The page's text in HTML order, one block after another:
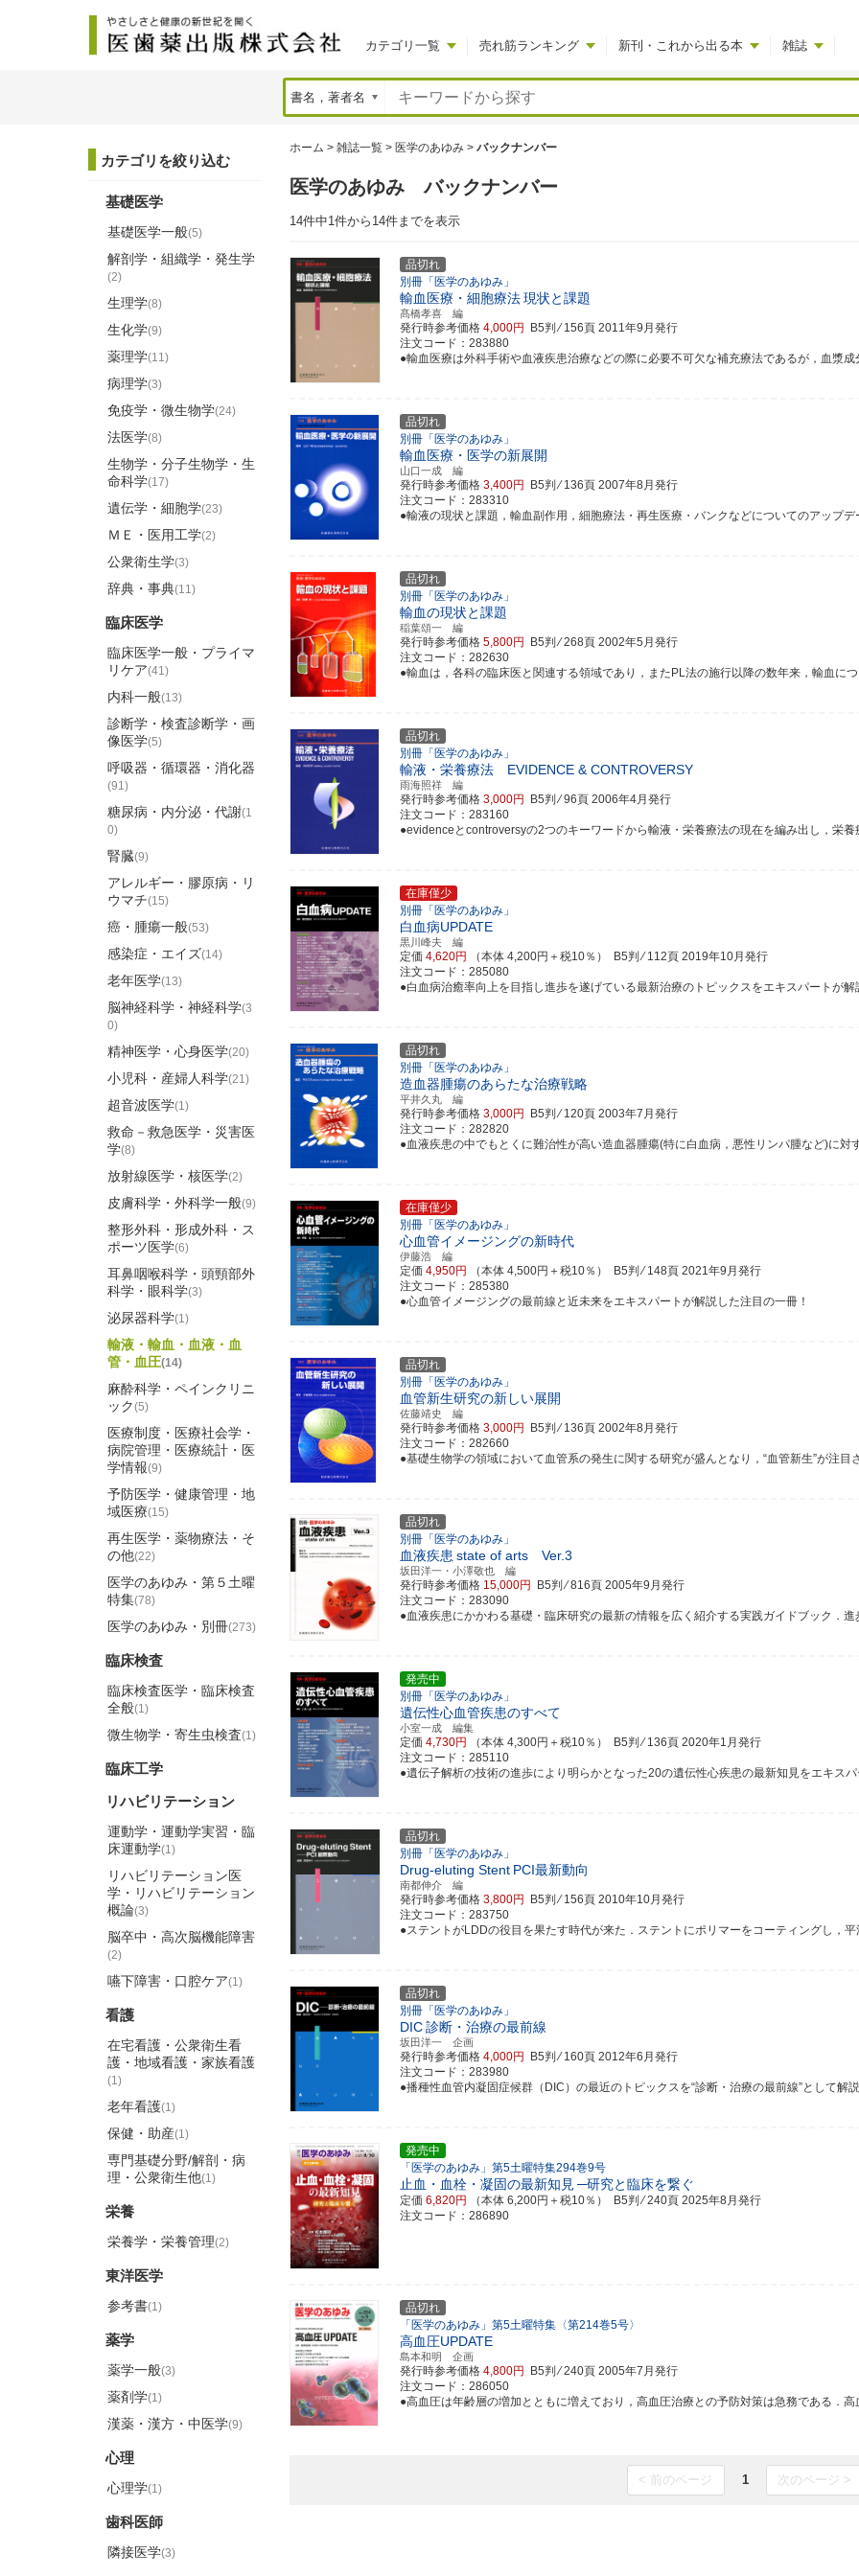
カテゴリ一覧 売れ筋ランキング 新刊・これから出る本 雑誌
ホーム > 雑誌一覧 > 医学のあゆみ > バックナンバー
医学のあゆみ バックナンバー
14件中1件から14件までを表示
品切れ
別冊「医学のあゆみ」
輸血医療・細胞療法現状と課題
髙橋孝喜 編
発行時参考価格 4,000円 B5判 ⁄ 156頁 2011年9月発行
注文コード：283880
●輸血医療は外科手術や血液疾患治療などの際に必要不可欠な補充療法であるが，血漿
品切れ
別冊「医学のあゆみ」
輸血医療・医学の新展開
山口一成 編
発行時参考価格 3,400円 B5判 ⁄ 136頁 2007年8月発行
注文コード：283310
●輸液の現状と課題，輸血副作用，細胞療法・再生医療・バンクなどについてのアップデ
品切れ
別冊「医学のあゆみ」
輸血の現状と課題
稲葉頌一 編
発行時参考価格 5,800円 B5判 ⁄ 268頁 2002年5月発行
注文コード：282630
●輸血は，各科の臨床医と関連する領域であり，またPL法の施行以降の数年来，輸血に
品切れ
別冊「医学のあゆみ」
輸液・栄養療法 EVIDENCE & CONTROVERSY
雨海照祥 編
発行時参考価格 3,000円 B5判 ⁄ 96頁 2006年4月発行
注文コード：283160
●evidenceとcontroversyの2つのキーワードから輸液・栄養療法の現在を編み出し，栄養
在庫僅少
別冊「医学のあゆみ」
白血病UPDATE
黒川峰夫 編
定価 4,620円 （本体 4,200円＋税10％） B5判 ⁄ 112頁 2019年10月発行
注文コード：285080
●白血病治癒率向上を目指し進歩を遂げている最新治療のトピックスをエキスパートが解
品切れ
別冊「医学のあゆみ」
造血器腫瘍のあらたな治療戦略
平井久丸 編
発行時参考価格 3,000円 B5判 ⁄ 120頁 2003年7月発行
注文コード：282820
●血液疾患の中でもとくに難治性が高い造血器腫瘍(特に白血病，悪性リンパ腫など)に対
在庫僅少
別冊「医学のあゆみ」
心血管イメージングの新時代
伊藤浩 編
定価 4,950円 （本体 4,500円＋税10％） B5判 ⁄ 148頁 2021年9月発行
注文コード：285380
●心血管イメージングの最前線と近未来をエキスパートが解説した注目の一冊！
品切れ
別冊「医学のあゆみ」
血管新生研究の新しい展開
佐藤靖史 編
発行時参考価格 3,000円 B5判 ⁄ 136頁 2002年8月発行
注文コード：282660
●基礎生物学の領域において血管系の発生に関する研究が盛んとなり，“血管新生”が注目
品切れ
別冊「医学のあゆみ」
血液疾患 state of arts Ver.3
坂田洋一・小澤敬也 編
発行時参考価格 15,000円 B5判 ⁄ 816頁 2005年9月発行
注文コード：283090
●血液疾患にかかわる基礎・臨床研究の最新の情報を広く紹介する実践ガイドブック．
発売中
別冊「医学のあゆみ」
遺伝性心血管疾患のすべて
小室一成 編集
定価 4,730円 （本体 4,300円＋税10％） B5判 ⁄ 136頁 2020年1月発行
注文コード：285110
●遺伝子解析の技術の進歩により明らかとなった20の遺伝性心疾患の最新知見をエキスパ
品切れ
別冊「医学のあゆみ」
Drug-eluting Stent PCI最新動向
南都伸介 編
発行時参考価格 3,800円 B5判 ⁄ 156頁 2010年10月発行
注文コード：283750
●ステントがLDDの役目を果たす時代が来た．ステントにポリマーをコーティングし，
品切れ
別冊「医学のあゆみ」
DIC診断・治療の最前線
坂田洋一 企画
発行時参考価格 4,000円 B5判 ⁄ 160頁 2012年6月発行
注文コード：283980
●播種性血管内凝固症候群（DIC）の最近のトピックスを“診断・治療の最前線”として解説
発売中
「医学のあゆみ」第5土曜特集294巻9号
止血・血栓・凝固の最新知見─研究と臨床を繋ぐ
定価 6,820円 （本体 6,200円＋税10％） B5判 ⁄ 240頁 2025年8月発行
注文コード：286890
品切れ
「医学のあゆみ」第5土曜特集〈第214巻5号〉
高血圧UPDATE
島本和明 企画
発行時参考価格 4,800円 B5判 ⁄ 240頁 2005年7月発行
注文コード：286050
●高血圧は年齢層の増加とともに増えており，高血圧治療との予防対策は急務である．
< 前のページ 1 次のページ >
カテゴリを絞り込む
基礎医学
基礎医学一般(5)
解剖学・組織学・発生学
(2)
生理学(8)
生化学(9)
薬理学(11)
病理学(3)
免疫学・微生物学(24)
法医学(8)
生物学・分子生物学・生
命科学(17)
遺伝学・細胞学(23)
ＭＥ・医用工学(2)
公衆衛生学(3)
辞典・事典(11)
臨床医学
臨床医学一般・プライマ
リケア(41)
内科一般(13)
診断学・検査診断学・画
像医学(5)
呼吸器・循環器・消化器
(91)
糖尿病・内分泌・代謝(1
0)
腎臓(9)
アレルギー・膠原病・リ
ウマチ(15)
癌・腫瘍一般(53)
感染症・エイズ(14)
老年医学(13)
脳神経科学・神経科学(3
0)
精神医学・心身医学(20)
小児科・産婦人科学(21)
超音波医学(1)
救命－救急医学・災害医
学(8)
放射線医学・核医学(2)
皮膚科学・外科学一般(9)
整形外科・形成外科・ス
ポーツ医学(6)
耳鼻咽喉科学・頭頸部外
科学・眼科学(3)
泌尿器科学(1)
輸液・輸血・血液・血
管・血圧(14)
麻酔科学・ペインクリニ
ック(5)
医療制度・医療社会学・
病院管理・医療統計・医
学情報(9)
予防医学・健康管理・地
域医療(15)
再生医学・薬物療法・そ
の他(22)
医学のあゆみ・第５土曜
特集(78)
医学のあゆみ・別冊(273)
臨床検査
臨床検査医学・臨床検査
全般(1)
微生物学・寄生虫検査(1)
臨床工学
リハビリテーション
運動学・運動学実習・臨
床運動学(1)
リハビリテーション医
学・リハビリテーション
概論(3)
脳卒中・高次脳機能障害
(2)
嚥下障害・口腔ケア(1)
看護
在宅看護・公衆衛生看
護・地域看護・家族看護
(1)
老年看護(1)
保健・助産(1)
専門基礎分野/解剖・病
理・公衆衛生他(1)
栄養
栄養学・栄養管理(2)
東洋医学
参考書(1)
薬学
薬学一般(3)
薬剤学(1)
漢薬・漢方・中医学(9)
心理
心理学(1)
歯科医師
隣接医学(3)